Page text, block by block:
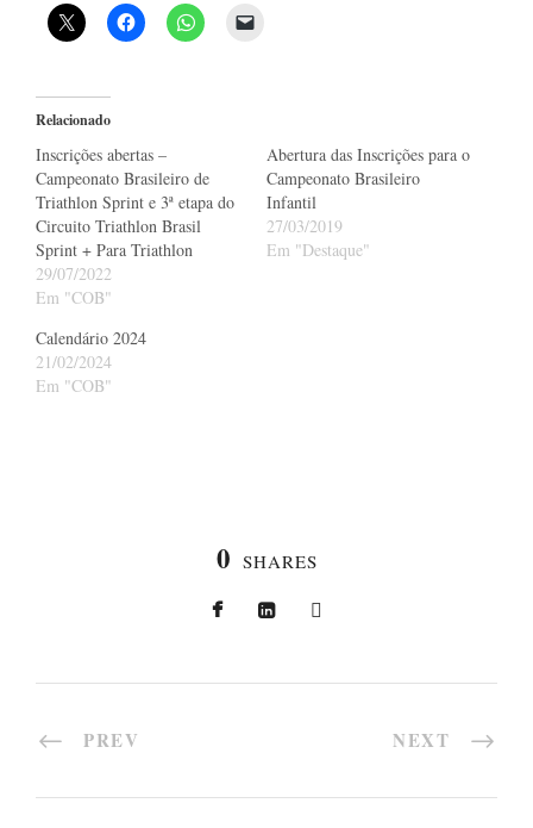
Relacionado
Inscrições abertas –
Campeonato Brasileiro de
Triathlon Sprint e 3ª etapa do
Circuito Triathlon Brasil
Sprint + Para Triathlon
29/07/2022
Em "COB"
Abertura das Inscrições para o
Campeonato Brasileiro
Infantil
27/03/2019
Em "Destaque"
Calendário 2024
21/02/2024
Em "COB"
0 SHARES
PREV NEXT